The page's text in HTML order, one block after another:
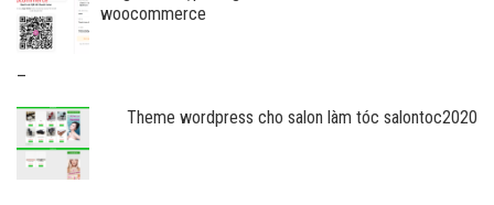
1.000.000
VNĐ
VNĐ
woocommerce
–
từ
600.000
VNĐ
Theme wordpress cho salon làm tóc salontoc2020